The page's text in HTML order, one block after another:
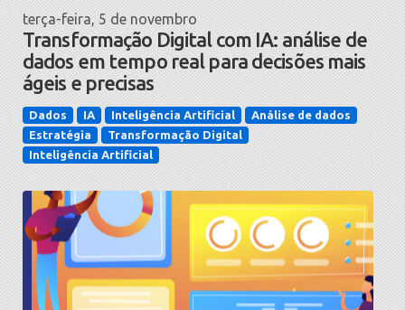
terça-feira, 5 de novembro
Transformação Digital com IA: análise de
dados em tempo real para decisões mais
ágeis e precisas
Dados IA Inteligência Artificial
Análise de dados
Estratégia
Transformação Digital
Inteligência Artificial